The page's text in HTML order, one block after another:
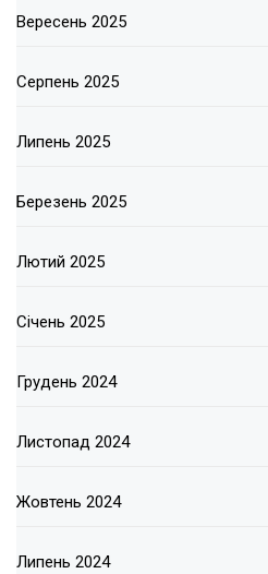
Вересень 2025
Серпень 2025
Липень 2025
Березень 2025
Лютий 2025
Січень 2025
Грудень 2024
Листопад 2024
Жовтень 2024
Липень 2024